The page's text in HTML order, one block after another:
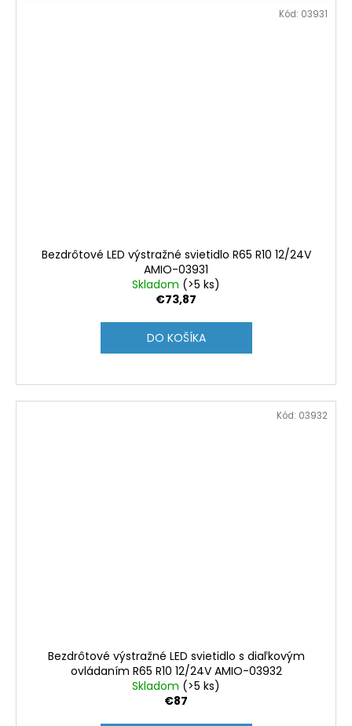
Bezdrôtové LED výstražné svietidlo R65 R10 12/24V
AMIO-03931
Skladom (>5 ks)
€73,87
DO KOŠÍKA
Kód: 03931
Bezdrôtové výstražné LED svietidlo s diaľkovým
ovládaním R65 R10 12/24V AMIO-03932
Skladom (>5 ks)
€87
Kód: 03932